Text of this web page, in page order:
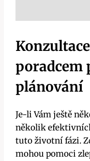
poradcem
plánování
Je-li Vám ještě
několik
tuto životní fázi.
mohou pomoci